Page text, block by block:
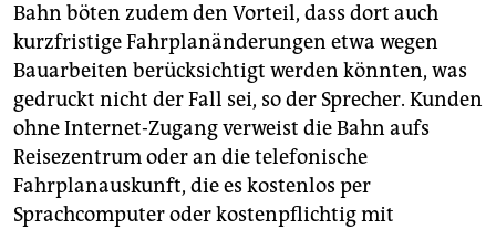
Bahn böten zudem den Vorteil, dass dort auch
kurzfristige Fahrplanänderungen etwa wegen
Bauarbeiten berücksichtigt werden könnten, was
gedruckt nicht der Fall sei, so der Sprecher. Kunden
ohne Internet-Zugang verweist die Bahn aufs
Reisezentrum oder an die telefonische
Fahrplanauskunft, die es kostenlos per
Sprachcomputer oder kostenpflichtig mit